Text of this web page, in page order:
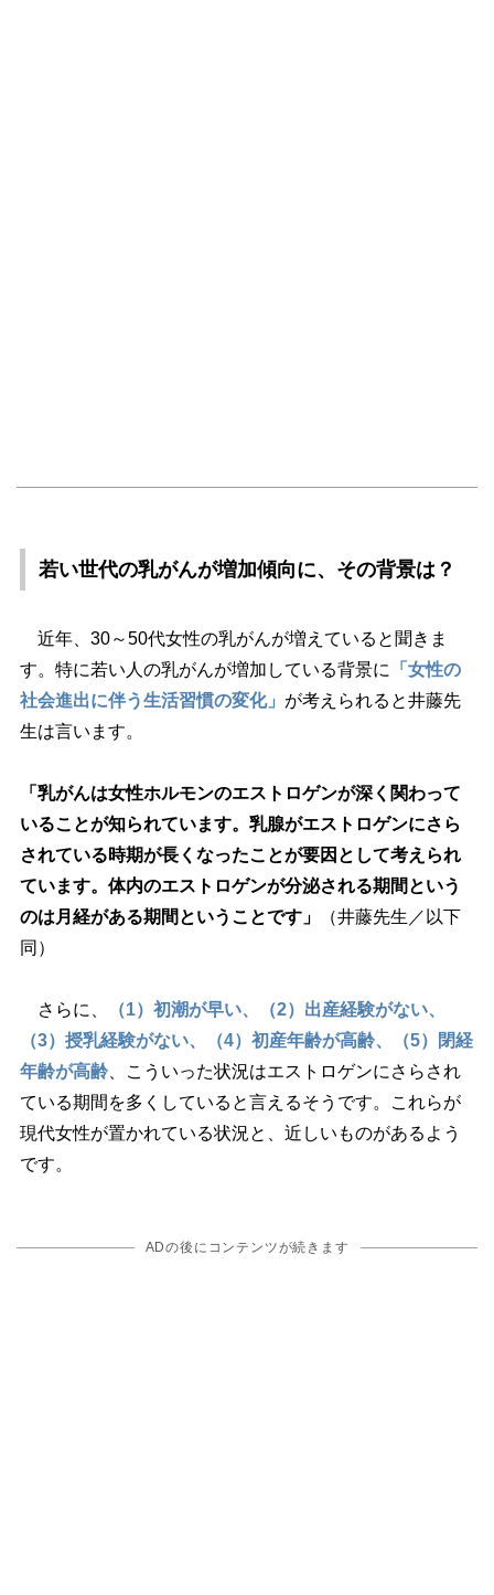
若い世代の乳がんが増加傾向に、その背景は？
近年、30～50代女性の乳がんが増えていると聞きま
す。特に若い人の乳がんが増加している背景に
「女性の
社会進出に伴う生活習慣の変化」 が考えられると井藤先
生は言います。
「乳がんは女性ホルモンのエストロゲンが深く関わって
いることが知られています。乳腺がエストロゲンにさら
されている時期が長くなったことが要因として考えられ
ています。体内のエストロゲンが分泌される期間という
のは月経がある期間ということです」
（井藤先生／以下
同）
さらに、
（1）初潮が早い、（2）出産経験がない、
（3）授乳経験がない、（4）初産年齢が高齢、（5）閉経
年齢が高齢、こういった状況はエストロゲンにさらされ
ている期間を多くしていると言えるそうです。これらが
現代女性が置かれている状況と、近しいものがあるよう
です。
ADの後にコンテンツが続きます